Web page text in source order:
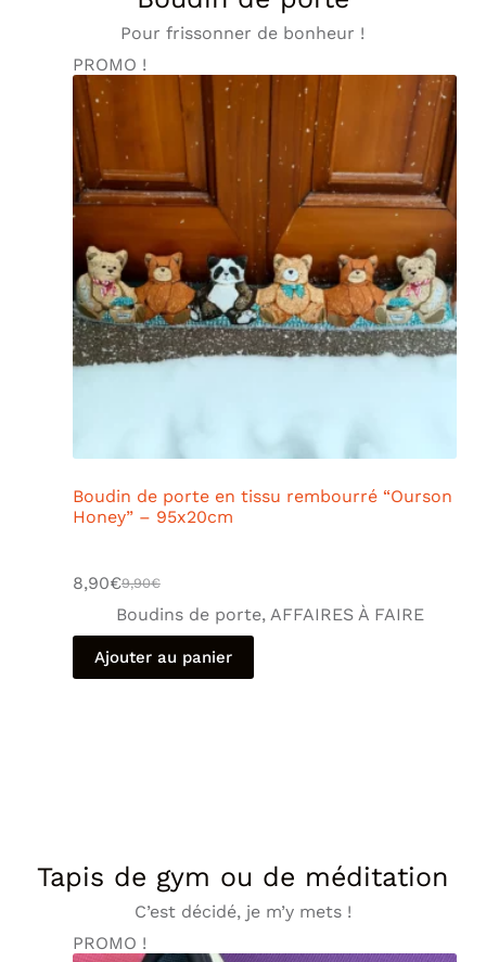
Pour frissonner de bonheur !
PROMO !
Boudin de porte en tissu rembourré “Ourson
Honey” – 95x20cm
9,90€
8,90€
Boudins de porte, AFFAIRES À FAIRE
Ajouter au panier
Tapis de gym ou de méditation
C’est décidé, je m’y mets !
PROMO !